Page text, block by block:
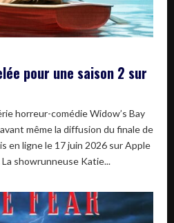
pour une saison 2 sur
horreur-comédie Widow’s Bay
même la diffusion du finale de
en ligne le 17 juin 2026 sur Apple
showrunneuse Katie...